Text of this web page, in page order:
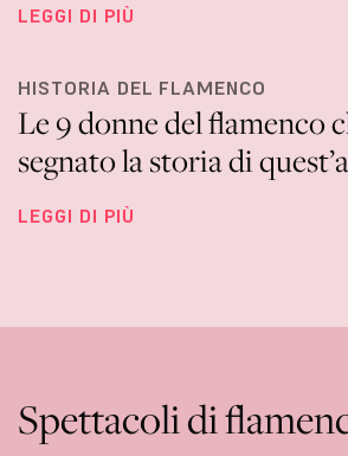
LEGGI DI PIÙ
HISTORIA DEL FLAMENCO
Le 9 donne del flamenco
segnato la storia di
LEGGI DI PIÙ
Spettacoli di